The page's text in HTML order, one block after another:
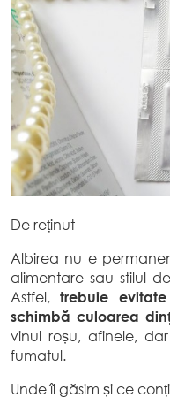
De reținut
Albirea nu e
alimentare sau stilul
Astfel,trebuie
schimbă culoarea
vinul roșu, afinele,
fumatul.
Unde îl găsim și ce